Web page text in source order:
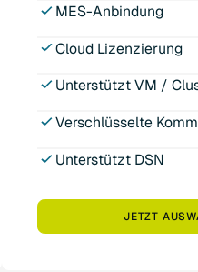
MES-Anbindung
Cloud Lizenzierung
Unterstützt VM /
Verschlüsselte
Unterstützt DSN
JETZT